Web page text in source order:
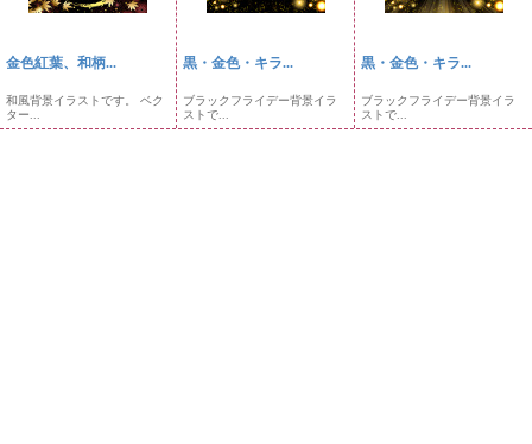
金色紅葉、和柄...
和風背景イラストです。 ベク
ター...
黒・金色・キラ...
ブラックフライデー背景イラ
ストで...
黒・金色・キラ...
ブラックフライデー背景イラ
ストで...